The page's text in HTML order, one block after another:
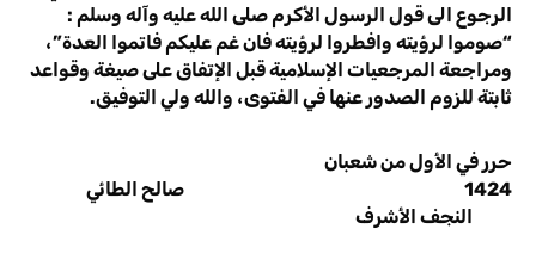
الرجوع الى قول الرسول الأكرم صلى الله عليه وآله وسلم :
“صوموا لرؤيته وافطروا لرؤيته فان غم عليكم فاتموا العدة”،
ومراجعة المرجعيات الإسلامية قبل الإتفاق على صيغة وقواعد
ثابتة للزوم الصدور عنها في الفتوى، والله ولي التوفيق.
حرر في الأول من شعبان
1424 صالح الطائي
النجف الأشرف